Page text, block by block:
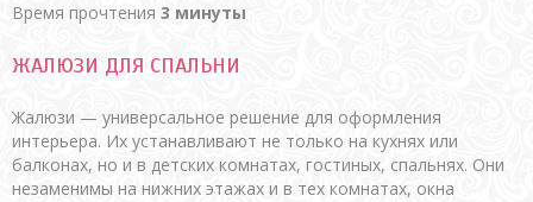
Время прочтения 3 минуты
ЖАЛЮЗИ ДЛЯ СПАЛЬНИ
Жалюзи — универсальное решение для оформления
интерьера. Их устанавливают не только на кухнях или
балконах, но и в детских комнатах, гостиных, спальнях. Они
незаменимы на нижних этажах и в тех комнатах, окна